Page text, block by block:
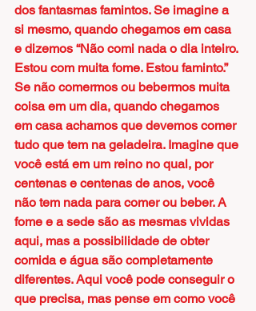
dos fantasmas famintos. Se imagine a
si mesmo, quando chegamos em casa
e dizemos “Não comi nada o dia inteiro.
Estou com muita fome. Estou faminto.”
Se não comermos ou bebermos muita
coisa em um dia, quando chegamos
em casa achamos que devemos comer
tudo que tem na geladeira. Imagine que
você está em um reino no qual, por
centenas e centenas de anos, você
não tem nada para comer ou beber. A
fome e a sede são as mesmas vividas
aqui, mas a possibilidade de obter
comida e água são completamente
diferentes. Aqui você pode conseguir o
que precisa, mas pense em como você